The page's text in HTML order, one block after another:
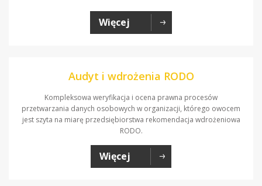
Więcej
Audyt i wdrożenia RODO
Kompleksowa weryfikacja i ocena prawna procesów
przetwarzania danych osobowych w organizacji, którego owocem
jest szyta na miarę przedsiębiorstwa rekomendacja wdrożeniowa
RODO.
Więcej